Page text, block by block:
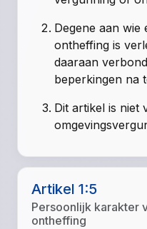
Degene aan
ontheffing is
daaraan
beperkingen na
Dit artikel is niet
Artikel 1:5
Persoonlijk karakter
ontheffing